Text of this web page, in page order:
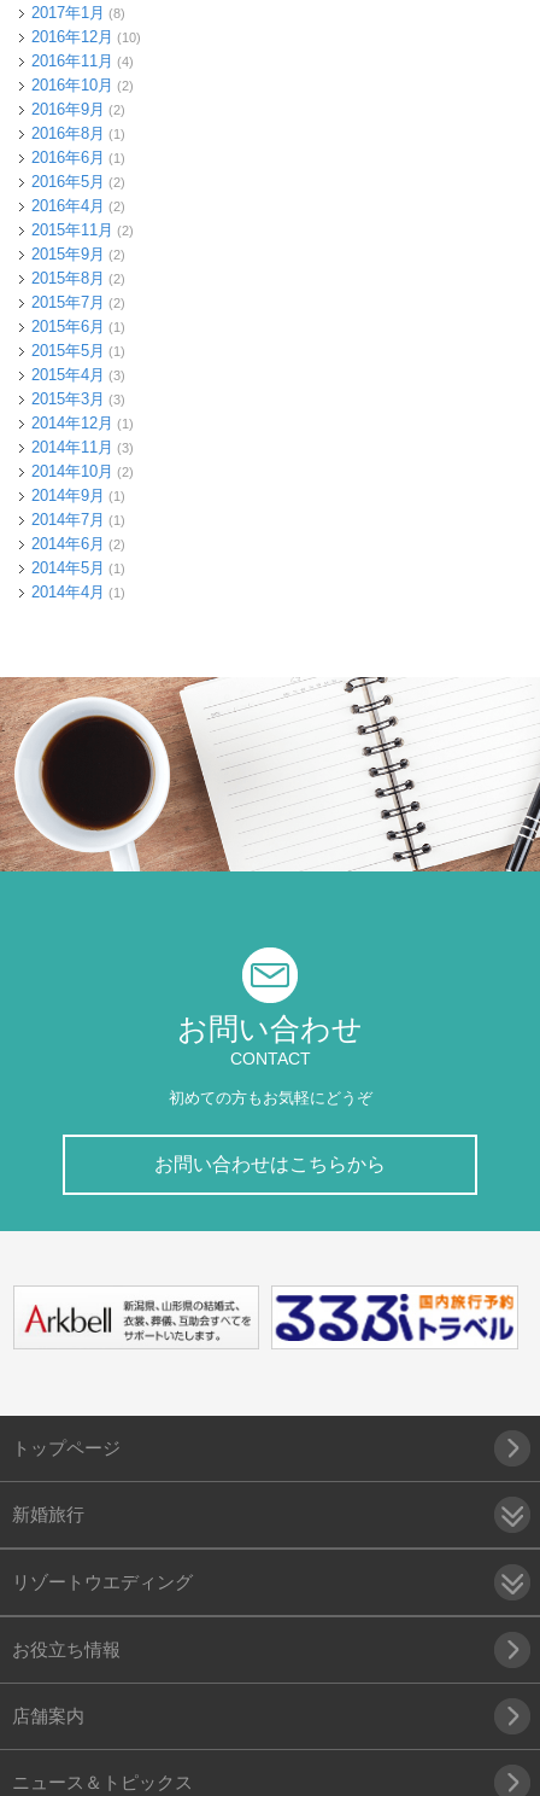
2017年1月 (8)
2016年12月 (10)
2016年11月 (4)
2016年10月 (2)
2016年9月 (2)
2016年8月 (1)
2016年6月 (1)
2016年5月 (2)
2016年4月 (2)
2015年11月 (2)
2015年9月 (2)
2015年8月 (2)
2015年7月 (2)
2015年6月 (1)
2015年5月 (1)
2015年4月 (3)
2015年3月 (3)
2014年12月 (1)
2014年11月 (3)
2014年10月 (2)
2014年9月 (1)
2014年7月 (1)
2014年6月 (2)
2014年5月 (1)
2014年4月 (1)
お問い合わせ
CONTACT
初めての方もお気軽にどうぞ
お問い合わせはこちらから
トップページ
新婚旅行
リゾートウエディング
お役立ち情報
店舗案内
ニュース＆トピックス